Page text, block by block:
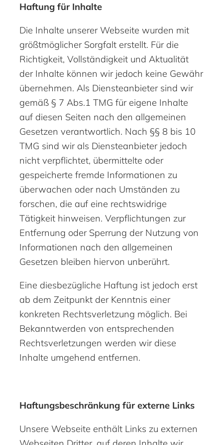
Haftung für Inhalte
Die Inhalte unserer Webseite wurden mit
größtmöglicher Sorgfalt erstellt. Für die
Richtigkeit, Vollständigkeit und Aktualität
der Inhalte können wir jedoch keine Gewähr
übernehmen. Als Diensteanbieter sind wir
gemäß § 7 Abs.1 TMG für eigene Inhalte
auf diesen Seiten nach den allgemeinen
Gesetzen verantwortlich. Nach §§ 8 bis 10
TMG sind wir als Diensteanbieter jedoch
nicht verpflichtet, übermittelte oder
gespeicherte fremde Informationen zu
überwachen oder nach Umständen zu
forschen, die auf eine rechtswidrige
Tätigkeit hinweisen. Verpflichtungen zur
Entfernung oder Sperrung der Nutzung von
Informationen nach den allgemeinen
Gesetzen bleiben hiervon unberührt.
Eine diesbezügliche Haftung ist jedoch erst
ab dem Zeitpunkt der Kenntnis einer
konkreten Rechtsverletzung möglich. Bei
Bekanntwerden von entsprechenden
Rechtsverletzungen werden wir diese
Inhalte umgehend entfernen.
Haftungsbeschränkung für externe Links
Unsere Webseite enthält Links zu externen